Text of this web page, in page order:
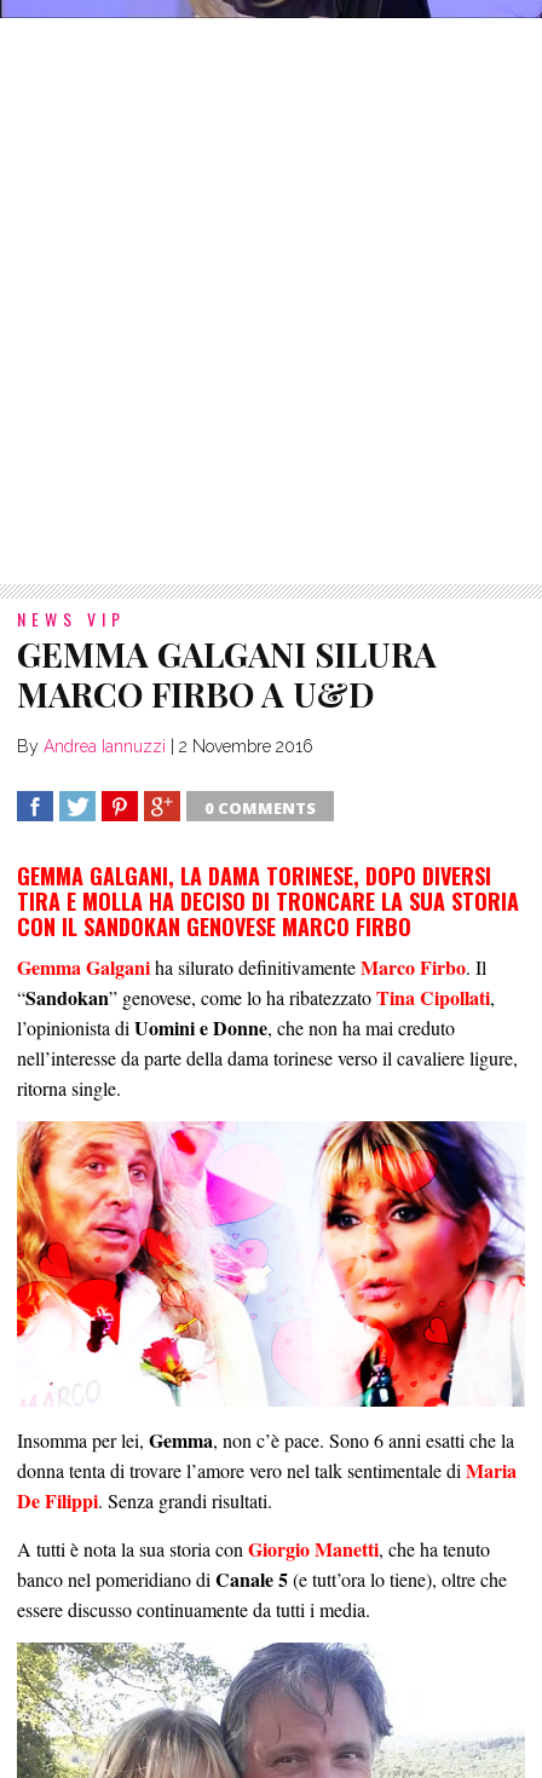
NEWS VIP
GEMMA GALGANI SILURA
MARCO FIRBO A U&D
By Andrea Iannuzzi 2 Novembre 2016
0 COMMENTS
GEMMA GALGANI, LA DAMA TORINESE, DOPO DIVERSI
TIRA E MOLLA HA DECISO DI TRONCARE LA SUA STORIA
CON IL SANDOKAN GENOVESE MARCO FIRBO
Gemma Galganiha silurato definitivamenteMarco Firbo. Il
“Sandokan” genovese, come lo ha ribatezzatoTina Cipollati,
l’opinionista di Uomini e Donne, che non ha mai creduto
nell’interesse da parte della dama torinese verso il cavaliere ligure,
ritorna single.
Insomma per lei, Gemma, non c’è pace. Sono 6 anni esatti che la
donna tenta di trovare l’amore vero nel talk sentimentale di Maria
De Filippi. Senza grandi risultati.
A tutti è nota la sua storia con Giorgio Manetti, che ha tenuto
banco nel pomeridiano di Canale 5(e tutt’ora lo tiene), oltre che
essere discusso continuamente da tutti i media.